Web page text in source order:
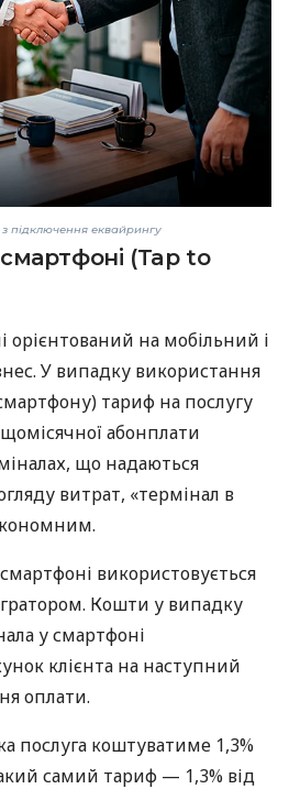
підключення еквайрингу
(Tap to
орієнтований на мобільний і
У випадку використання
тариф на послугу
абонплати
що надаються
витрат, «термінал в
використовується
Кошти у випадку
у смартфоні
клієнта на наступний
оплати.
послуга коштуватиме 1,3%
самий тариф — 1,3% від